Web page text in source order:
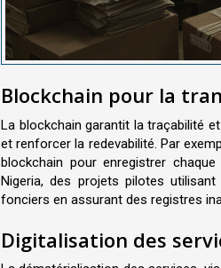
Blockchain pour la
La blockchain garantit la traçabilité
et renforcer la redevabilité. Par
blockchain pour enregistrer
Nigeria, des projets pilotes
fonciers en assurant des registres
Digitalisation des